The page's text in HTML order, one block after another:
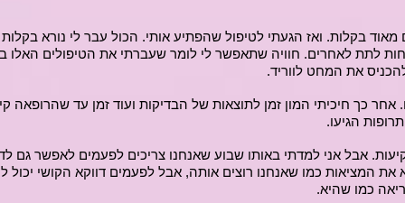
בקלות. ואז הגעתי לטיפול שהפתיע אותי. הכול עבר לי נורא
לתת לאחרים. חוויה שתאפשר לי לומר שעברתי את הטיפולים האלו
את המחט לווריד.
אחר כך חיכיתי המון זמן לתוצאות של הבדיקות ועוד זמן עד שהרופאה
הגיעו.
אבל אני למדתי באותו שבוע שאנחנו צריכים לפעמים לאפשר גם
את המציאות כמו שאנחנו רוצים אותה, אבל לפעמים דווקא הקושי
כמו שהיא.